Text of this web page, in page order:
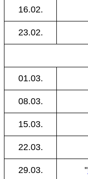
16.02.
23.02.
01.03.
08.03.
15.03.
22.03.
29.03. "